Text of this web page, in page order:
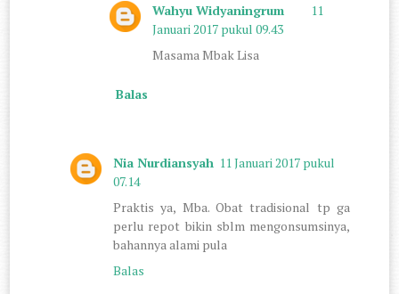
Wahyu Widyaningrum
11
Januari 2017 pukul 09.43
Masama Mbak Lisa
Balas
Nia Nurdiansyah 11 Januari 2017 pukul
07.14
Praktis ya, Mba. Obat tradisional tp ga
perlu repot bikin sblm mengonsumsinya,
bahannya alami pula
Balas